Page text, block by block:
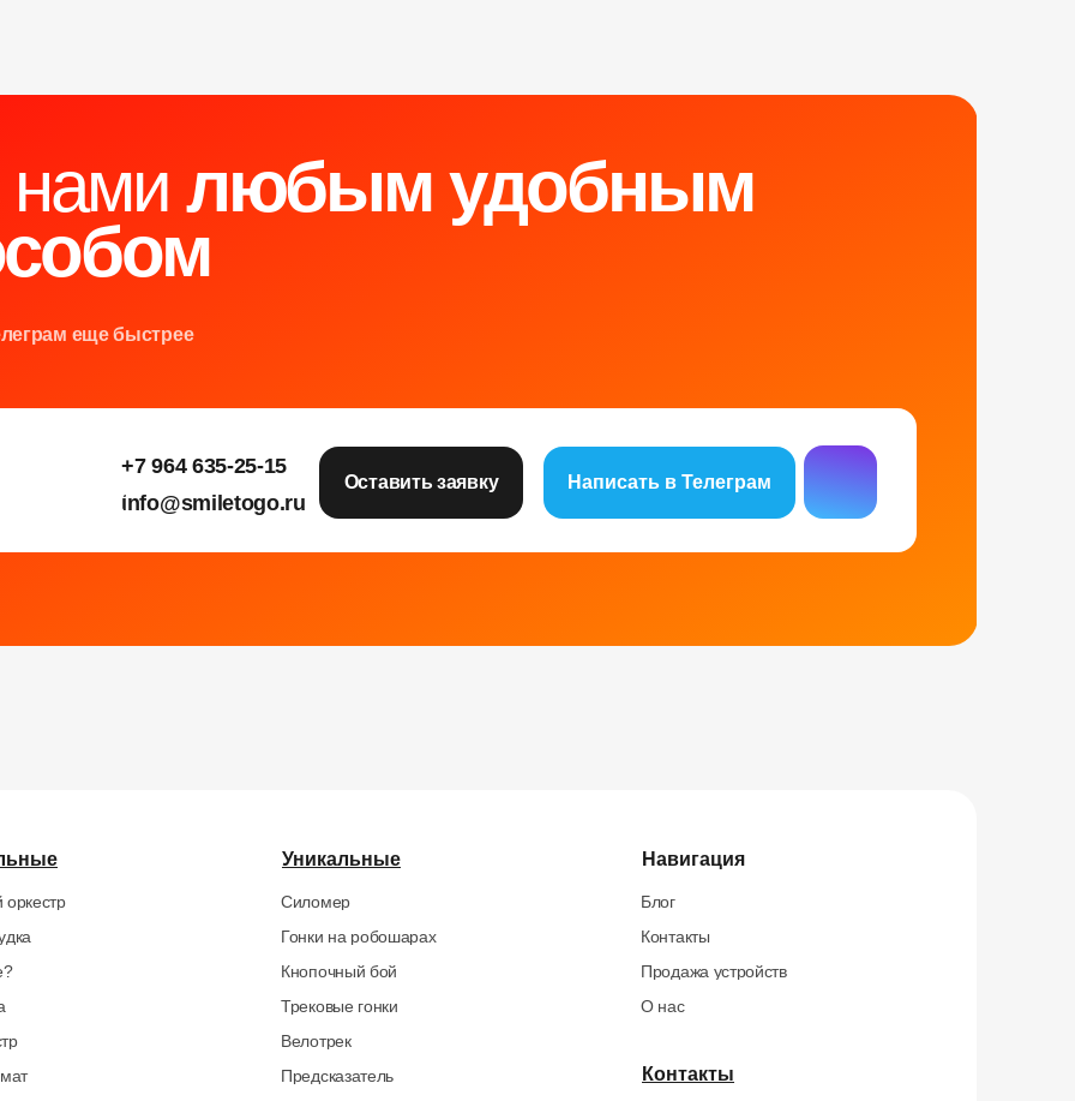
еще быстрее
Оставить заявку
нами любым удобным
+7 964 635-25-15
info@smiletogo.ru
Написать в Телеграм
Навигация
Уникальные
оркестр
Силомер
Гонки на робошарах
Кнопочный бой
Трековые гонки
Велотрек
Предсказатель
Блог
Контакты
Продажа устройств
Контакты
О нас